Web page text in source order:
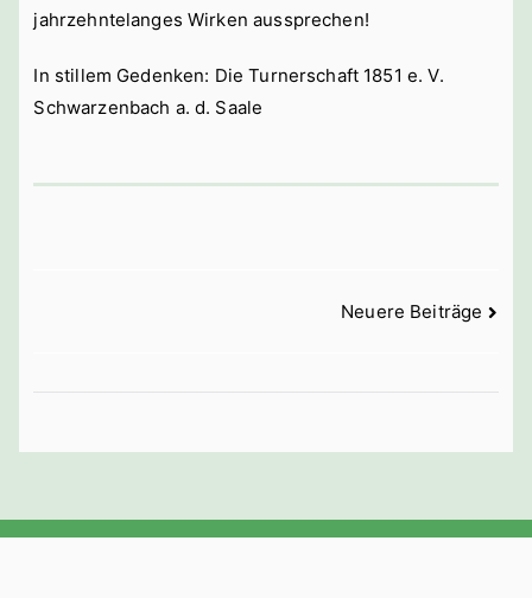
jahrzehntelanges Wirken aussprechen!
In stillem Gedenken: Die Turnerschaft 1851 e. V.
Schwarzenbach a. d. Saale
Neuere Beiträge